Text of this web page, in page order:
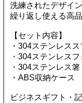
洗練されたデザイ
繰り返し使える高
【セット内容】
・304ステンレス
・304ステンレスフ
・304ステンレス箸
・ABS収納ケース
ビジネスギフト・